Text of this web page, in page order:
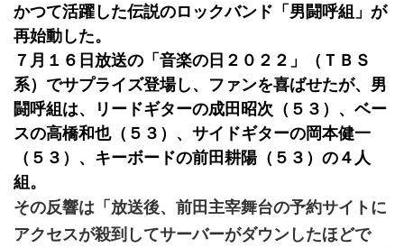
を引くランジェリ
ー姿のカットなど
盛りだくさんの内
容となっている。
http://www.rbbto
da ...
が揺れた！！」と
縄でロケを敢行。
をさせていただい
て8キロ（痩せ
た）。デビュー当
時の体重まで ...
かつて活躍した伝説のロックバンド「男闘呼組」が
再始動した。
７月１６日放送の「音楽の日２０２２」（ＴＢＳ
系）でサプライズ登場し、ファンを喜ばせたが、男
闘呼組は、リードギターの成田昭次（５３）、ベー
スの高橋和也（５３）、サイドギターの岡本健一
（５３）、キーボードの前田耕陽（５３）の４人
組。
その反響は「放送後、前田主宰舞台の予約サイトに
アクセスが殺到してサーバーがダウンしたほどで